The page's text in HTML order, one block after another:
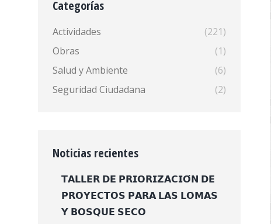
Categorías
Actividades
(221)
Obras
(1)
Salud y Ambiente
(6)
Seguridad Ciudadana
(2)
Noticias recientes
𝗧𝗔𝗟𝗟𝗘𝗥 𝗗𝗘 𝗣𝗥𝗜𝗢𝗥𝗜𝗭𝗔𝗖𝗜𝗢́𝗡 𝗗𝗘
𝗣𝗥𝗢𝗬𝗘𝗖𝗧𝗢𝗦 𝗣𝗔𝗥𝗔 𝗟𝗔𝗦 𝗟𝗢𝗠𝗔𝗦
𝗬 𝗕𝗢𝗦𝗤𝗨𝗘 𝗦𝗘𝗖𝗢